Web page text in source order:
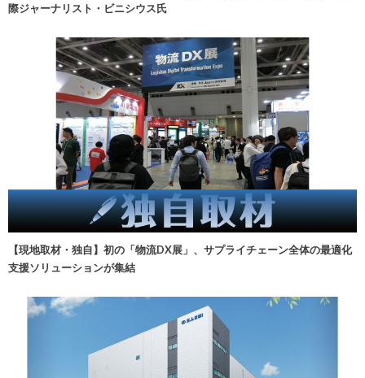
際ジャーナリスト・ビニシウス氏
【現地取材・独自】初の「物流DX展」、サプライチェーン全体の最適化
支援ソリューションが集結